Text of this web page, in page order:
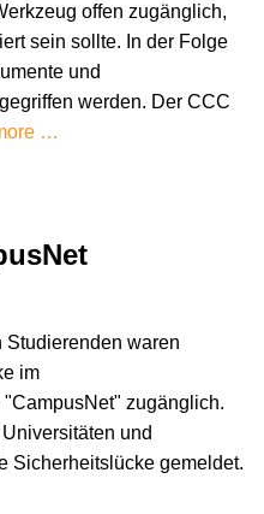
offen zugänglich,
sein sollte. In der Folge
und
werden. Der CCC
…
waren
im
zugänglich.
und
Sicherheitslücke gemeldet.